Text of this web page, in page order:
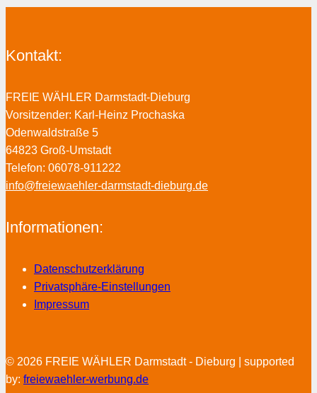
Kontakt:
FREIE WÄHLER Darmstadt-Dieburg
Vorsitzender: Karl-Heinz Prochaska
Odenwaldstraße 5
64823 Groß-Umstadt
Telefon: 06078-911222
info@freiewaehler-darmstadt-dieburg.de
Informationen:
Datenschutzerklärung
Privatsphäre-Einstellungen
Impressum
© 2026 FREIE WÄHLER Darmstadt - Dieburg | supported
by: freiewaehler-werbung.de